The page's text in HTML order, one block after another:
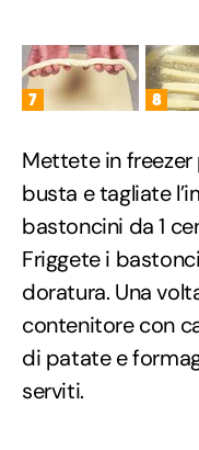
7 8
Mettete in freezer
busta e tagliate
bastoncini da 1
Friggete i
doratura. Una
contenitore con
di patate e
serviti.